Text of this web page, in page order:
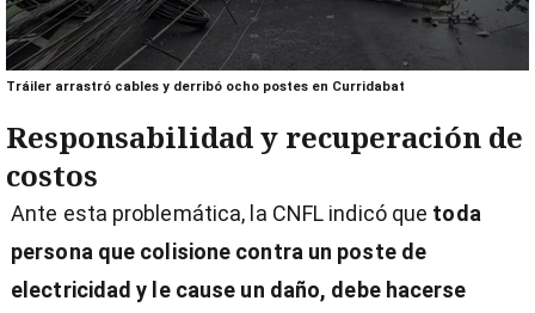
0
seconds
1
minute,
9
seconds
Tráiler arrastró cables y derribó ocho postes en Curridabat
Responsabilidad y recuperación de
costos
Ante esta problemática, la CNFL indicó que toda
persona que colisione contra un poste de
electricidad y le cause un daño, debe hacerse